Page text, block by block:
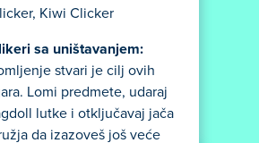
Kiwi Clicker
sa uništavanjem:
stvari je cilj ovih
Lomi predmete, udaraj
lutke i otključavaj jača
da izazoveš još veće